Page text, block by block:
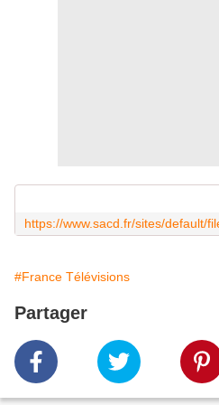
#France Télévisions
Partager